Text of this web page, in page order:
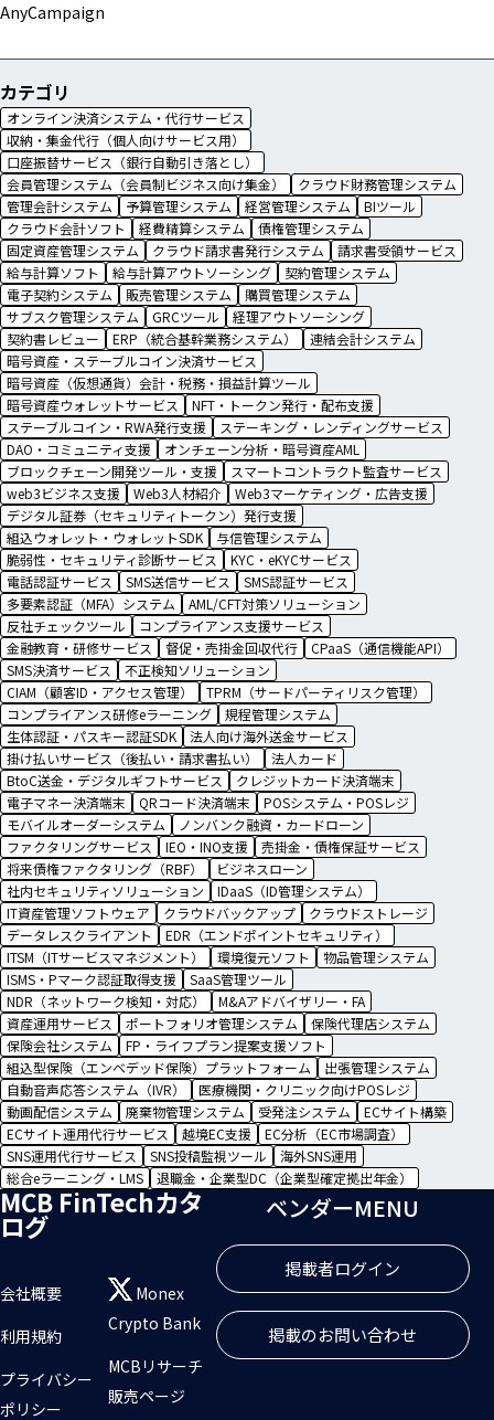
AnyCampaign
カテゴリ
オンライン決済システム・代行サービス
収納・集金代行（個人向けサービス用）
口座振替サービス（銀行自動引き落とし）
会員管理システム（会員制ビジネス向け集金）
クラウド財務管理システム
管理会計システム
予算管理システム 経営管理システム
BIツール
クラウド会計ソフト
経費精算システム
債権管理システム
固定資産管理システム
クラウド請求書発行システム
請求書受領サービス
給与計算ソフト
給与計算アウトソーシング
契約管理システム
電子契約システム
販売管理システム
購買管理システム
サブスク管理システム
GRCツール
経理アウトソーシング
契約書レビュー
ERP（統合基幹業務システム）
連結会計システム
暗号資産・ステーブルコイン決済サービス
暗号資産（仮想通貨）会計・税務・損益計算ツール
暗号資産ウォレットサービス
NFT・トークン発行・配布支援
ステーブルコイン・RWA発行支援
ステーキング・レンディングサービス
DAO・コミュニティ支援
オンチェーン分析・暗号資産AML
ブロックチェーン開発ツール・支援
スマートコントラクト監査サービス
web3ビジネス支援
Web3人材紹介
Web3マーケティング・広告支援
デジタル証券（セキュリティトークン）発行支援
組込ウォレット・ウォレットSDK
与信管理システム
脆弱性・セキュリティ診断サービス
KYC・eKYCサービス
電話認証サービス
SMS送信サービス
SMS認証サービス
多要素認証（MFA）システム
AML/CFT対策ソリューション
反社チェックツール
コンプライアンス支援サービス
金融教育・研修サービス
督促・売掛金回収代行
CPaaS（通信機能API）
SMS決済サービス
不正検知ソリューション
CIAM（顧客ID・アクセス管理）
TPRM（サードパーティリスク管理）
コンプライアンス研修eラーニング
規程管理システム
生体認証・パスキー認証SDK
法人向け海外送金サービス
掛け払いサービス（後払い・請求書払い）
法人カード
BtoC送金・デジタルギフトサービス
クレジットカード決済端末
電子マネー決済端末
QRコード決済端末
POSシステム・POSレジ
モバイルオーダーシステム
ノンバンク融資・カードローン
ファクタリングサービス
IEO・INO支援
売掛金・債権保証サービス
将来債権ファクタリング（RBF）
ビジネスローン
社内セキュリティソリューション
IDaaS（ID管理システム）
IT資産管理ソフトウェア
クラウドバックアップ
クラウドストレージ
データレスクライアント
EDR（エンドポイントセキュリティ）
ITSM（ITサービスマネジメント）
環境復元ソフト
物品管理システム
ISMS・Pマーク認証取得支援
SaaS管理ツール
NDR（ネットワーク検知・対応）
M&Aアドバイザリー・FA
資産運用サービス
ポートフォリオ管理システム
保険代理店システム
保険会社システム
FP・ライフプラン提案支援ソフト
組込型保険（エンベデッド保険）プラットフォーム
出張管理システム
自動音声応答システム（IVR）
医療機関・クリニック向けPOSレジ
動画配信システム
廃棄物管理システム 受発注システム
ECサイト構築
ECサイト運用代行サービス
越境EC支援
EC分析（EC市場調査）
SNS運用代行サービス
SNS投稿監視ツール
海外SNS運用
総合eラーニング・LMS
退職金・企業型DC（企業型確定拠出年金）
ベンダーMENU
掲載者ログイン
掲載のお問い合わせ
MCB FinTechカタ
ログ
会社概要
利用規約
プライバシー
ポリシー
Monex
Crypto Bank
MCBリサーチ
販売ページ